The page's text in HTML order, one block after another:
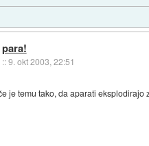
para!
::9. okt 2003, 22:51
je temu tako, da aparati